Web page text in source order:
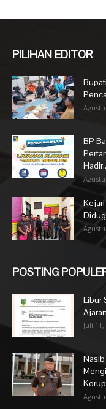
PILIHAN EDITOR
BP
POSTING
Libur
Juli